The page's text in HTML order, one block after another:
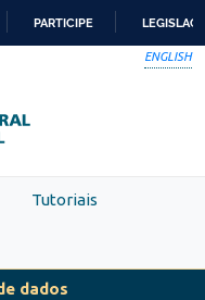
PARTICIPE
ENGLISH
Tutoriais
dados